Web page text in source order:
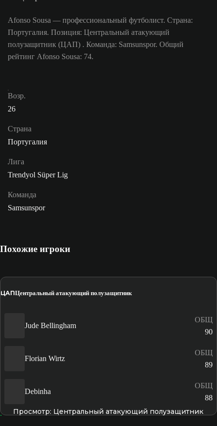
Afonso Sousa — профессиональный футболист. Страна:
Португалия. Позиция: Центральный атакующий
полузащитник (ЦАП) . Команда: Samsunspor. Общий
рейтинг Afonso Sousa: 74.
Возр.
26
Страна
Португалия
Лига
Trendyol Süper Lig
Команда
Samsunspor
Похожие игроки
ЦАПЦентральный атакующий полузащитник
Jude Bellingham
ОБЩ
90
Florian Wirtz
ОБЩ
89
Debinha
ОБЩ
88
Просмотр: Центральный атакующий полузащитник